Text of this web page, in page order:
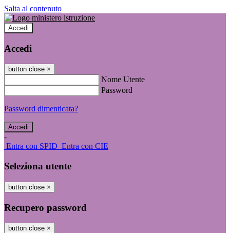
Salta al contenuto
Accedi
Accedi
button close ×
Nome Utente
Password
Password dimenticata?
-
Entra con SPID Entra con CIE
Seleziona utente
button close ×
Recupero password
button close ×